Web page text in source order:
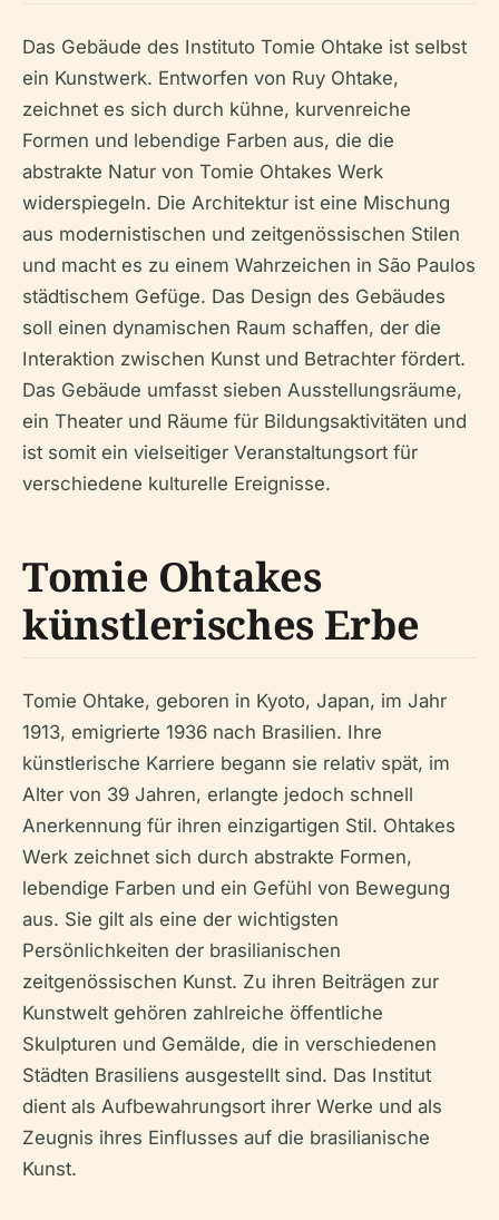
Das Gebäude des Instituto Tomie Ohtake ist selbst
ein Kunstwerk. Entworfen von Ruy Ohtake,
zeichnet es sich durch kühne, kurvenreiche
Formen und lebendige Farben aus, die die
abstrakte Natur von Tomie Ohtakes Werk
widerspiegeln. Die Architektur ist eine Mischung
aus modernistischen und zeitgenössischen Stilen
und macht es zu einem Wahrzeichen in São Paulos
städtischem Gefüge. Das Design des Gebäudes
soll einen dynamischen Raum schaffen, der die
Interaktion zwischen Kunst und Betrachter fördert.
Das Gebäude umfasst sieben Ausstellungsräume,
ein Theater und Räume für Bildungsaktivitäten und
ist somit ein vielseitiger Veranstaltungsort für
verschiedene kulturelle Ereignisse.
Tomie Ohtakes
künstlerisches Erbe
Tomie Ohtake, geboren in Kyoto, Japan, im Jahr
1913, emigrierte 1936 nach Brasilien. Ihre
künstlerische Karriere begann sie relativ spät, im
Alter von 39 Jahren, erlangte jedoch schnell
Anerkennung für ihren einzigartigen Stil. Ohtakes
Werk zeichnet sich durch abstrakte Formen,
lebendige Farben und ein Gefühl von Bewegung
aus. Sie gilt als eine der wichtigsten
Persönlichkeiten der brasilianischen
zeitgenössischen Kunst. Zu ihren Beiträgen zur
Kunstwelt gehören zahlreiche öffentliche
Skulpturen und Gemälde, die in verschiedenen
Städten Brasiliens ausgestellt sind. Das Institut
dient als Aufbewahrungsort ihrer Werke und als
Zeugnis ihres Einflusses auf die brasilianische
Kunst.